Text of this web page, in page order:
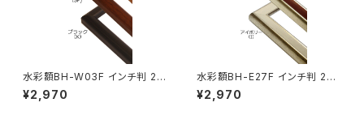
水彩額BH-W03F インチ判 20
3×254ミリ
¥2,970
水彩額BH-E27F インチ判 203
×254ミリ
¥2,970